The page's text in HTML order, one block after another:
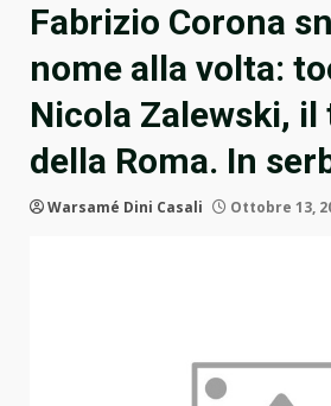
Fabrizio Corona
nome alla volta:
Nicola Zalewski,
della Roma. In
Warsamé Dini Casali Ottobre 13,